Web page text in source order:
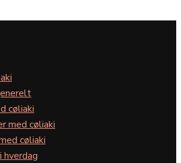
cøliaki
med cøliaki
cøliaki
hverdag